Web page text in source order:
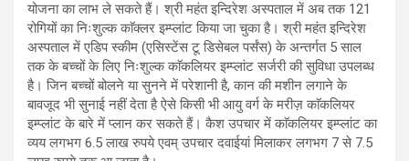
योजना का लाभ ले सकते हैं। श्री महंत इन्दिरेश अस्पताल में अब तक 121
रोगियों का निःशुल्क काॅक्लर इम्प्लांट किया जा चुका है। श्री महंत इन्दिरेश
अस्पताल में एडिप स्कीम (एसिस्टेंस टू डिसेबल पर्संस) के अन्तर्गत 5 साल
तक के बच्चों के लिए निःशुल्क काॅकलियर इम्प्लांट सर्जरी की सुविधा उपलब्ध
है। जिन बच्चों बोलने या सुनने में परेशानी है, कान की मशीन लगाने के
बावजूद भी सुनाई नहीं देता है ऐसे किसी भी आयु वर्ग के मरीज़ काॅकलियर
इम्प्लांट के बारे में प्लान कर सकते हैं। कैश उपचार में काॅकलियर इम्प्लांट का
व्यय लगभग 6.5 लाख रुपये एवम् उपचार दवाईयां मिलाकर लगभग 7 से 7.5